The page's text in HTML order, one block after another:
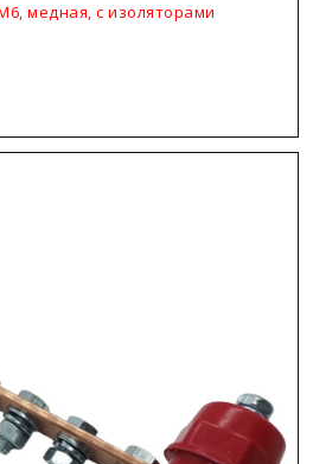
медная, с изоляторами